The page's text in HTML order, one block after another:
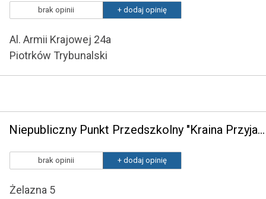
brak opinii + dodaj opinię
Al. Armii Krajowej 24a
Piotrków Trybunalski
Niepubliczny Punkt Przedszkolny "Kraina Przyjaźni" – Niepubliczny Punkt Przedszkolny w Żelaznej
brak opinii + dodaj opinię
Żelazna 5